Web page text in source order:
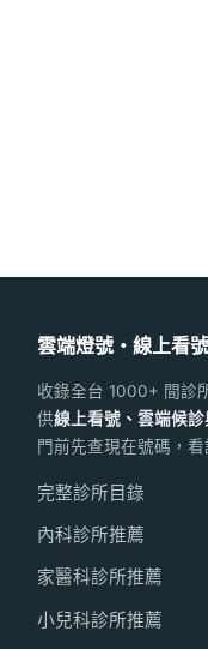
雲端燈號・線上看號
收錄全台 1000+ 間診
供線上看號、雲端候
門前先查現在號碼，看
完整診所目錄
內科診所推薦
家醫科診所推薦
小兒科診所推薦